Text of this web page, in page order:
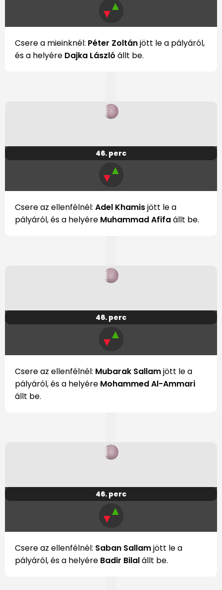
▼▲
Csere a mieinknél: Péter Zoltánjött le a pályáról,
és a helyére Dajka László állt be.
46. perc
▼▲
Csere az ellenfélnél: Adel Khamisjött le a
pályáról, és a helyére Muhammad Afifaállt be.
46. perc
▼▲
Csere az ellenfélnél: Mubarak Sallamjött le a
pályáról, és a helyére Mohammed Al-Ammari
állt be.
46. perc
▼▲
Csere az ellenfélnél: Saban Sallamjött le a
pályáról, és a helyére Badir Bilalállt be.